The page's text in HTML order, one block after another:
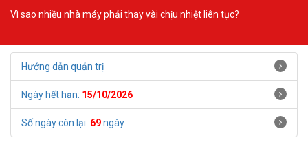
Vì sao nhiều nhà máy phải thay vài chịu nhiệt liên tục?
Hướng dẫn quản trị
Ngày hết hạn: 15/10/2026
Số ngày còn lại: 69ngày